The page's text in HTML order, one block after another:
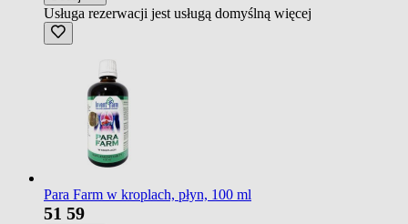
Usługa rezerwacji jest usługą domyślną więcej
Para Farm w kroplach, płyn, 100 ml
51 59